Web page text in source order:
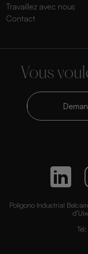
Travaillez avec nous
Contact
Vous
Polígono Industrial
Tél: